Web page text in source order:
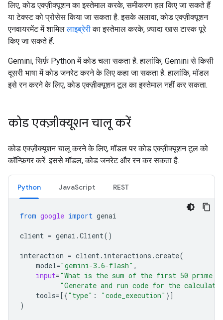
लिए, कोड एक्ज़ीक्यूशन का इस्तेमाल करके, समीकरण हल किए जा सकते हैं
या टेक्स्ट को प्रोसेस किया जा सकता है. इसके अलावा, कोड एक्ज़ीक्यूशन
एनवायरमेंट में शामिललाइब्रेरीका इस्तेमाल करके, ज़्यादा खास टास्क पूरे
किए जा सकते हैं.
Gemini, सिर्फ़ Python में कोड चला सकता है. हालांकि, Gemini से किसी
दूसरी भाषा में कोड जनरेट करने के लिए कहा जा सकता है. हालांकि, मॉडल
इसे रन करने के लिए, कोड एक्ज़ीक्यूशन टूल का इस्तेमाल नहीं कर सकता.
कोड एक्ज़ीक्यूशन चालू करें
कोड एक्ज़ीक्यूशन चालू करने के लिए, मॉडल पर कोड एक्ज़ीक्यूशन टूल को
कॉन्फ़िगर करें. इससे मॉडल, कोड जनरेट और रन कर सकता है.
Python JavaScript REST
from google import genai
client = genai .Client()
interaction = client. interactions .create(
model="gemini-3.6-flash" ,
input="What is the sum of the first 50 prime
"Generate and run code for the
tools=[{"type" : "code_execution" }]
)